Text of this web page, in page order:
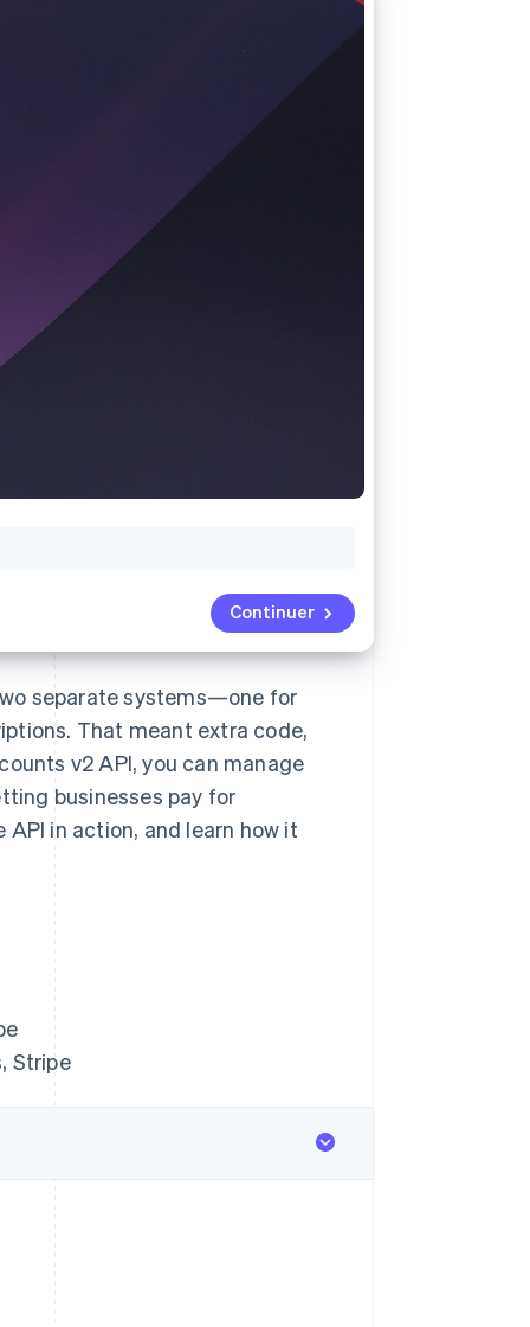
Découvrez comment
Stripe construit
Continuer
separate systems—one for
That meant extra code,
v2 API, you can manage
businesses pay for
API in action, and learn how it
Stripe